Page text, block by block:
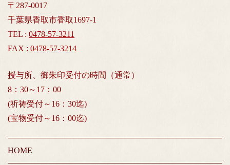
〒287-0017
千葉県香取市香取1697-1
TEL : 0478-57-3211
FAX : 0478-57-3214
授与所、御朱印受付の時間（通常）
8：30～17：00
(祈祷受付～16：30迄)
(宝物受付～16：00迄)
HOME